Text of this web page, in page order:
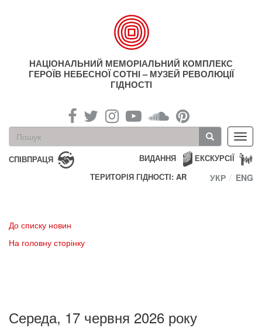
НАЦІОНАЛЬНИЙ МЕМОРІАЛЬНИЙ КОМПЛЕКС
ГЕРОЇВ НЕБЕСНОЇ СОТНІ – МУЗЕЙ РЕВОЛЮЦІЇ
ГІДНОСТІ
Пошукова
форма
Пошук
СПІВПРАЦЯ ЕКСКУРСІЇ
ВИДАННЯ
ТЕРИТОРІЯ ГІДНОСТІ: AR
УКР ENG
До списку новин
На головну сторінку
Середа, 17 червня 2026 року